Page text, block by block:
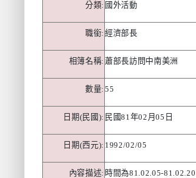
分類: 國外活動
職銜: 經濟部長
相簿名稱: 蕭部長訪問中南美洲
數量: 55
日期(民國 ): 民國81年02 月05 日
日期(西元): 1992/02/05
內容描述: 時間為81.02.05-81.02.20